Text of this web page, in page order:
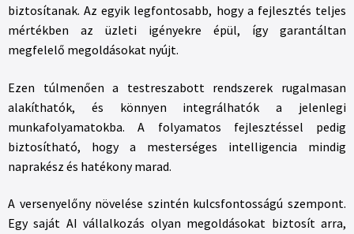
biztosítanak. Az egyik legfontosabb, hogy a fejlesztés teljes
mértékben az üzleti igényekre épül, így garantáltan
megfelelő megoldásokat nyújt.
Ezen túlmenően a testreszabott rendszerek rugalmasan
alakíthatók, és könnyen integrálhatók a jelenlegi
munkafolyamatokba. A folyamatos fejlesztéssel pedig
biztosítható, hogy a mesterséges intelligencia mindig
naprakész és hatékony marad.
A versenyelőny növelése szintén kulcsfontosságú szempont.
Egy saját AI vállalkozás olyan megoldásokat biztosít arra,